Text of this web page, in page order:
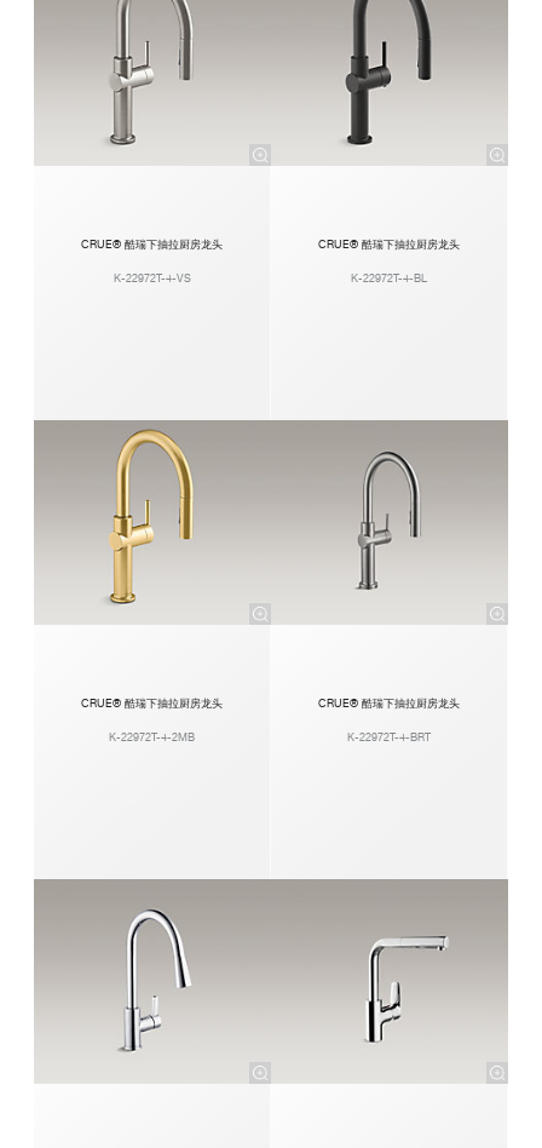
CRUE® 酷瑞下抽拉厨房龙头
K-22972T-4-VS
CRUE® 酷瑞下抽拉厨房龙头
K-22972T-4-BL
CRUE® 酷瑞下抽拉厨房龙头
K-22972T-4-2MB
CRUE® 酷瑞下抽拉厨房龙头
K-22972T-4-BRT